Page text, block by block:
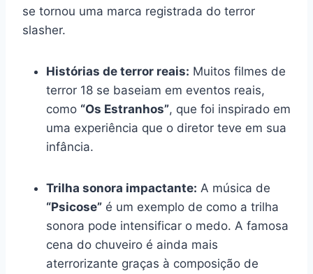
se tornou uma marca registrada do terror
slasher.
Histórias de terror reais: Muitos filmes de
terror 18 se baseiam em eventos reais,
como “Os Estranhos”, que foi inspirado em
uma experiência que o diretor teve em sua
infância.
Trilha sonora impactante: A música de
“Psicose” é um exemplo de como a trilha
sonora pode intensificar o medo. A famosa
cena do chuveiro é ainda mais
aterrorizante graças à composição de